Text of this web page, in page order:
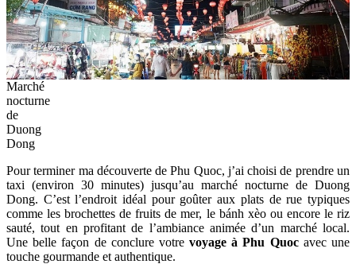
Marché
nocturne
de
Duong
Dong
Pour terminer ma découverte de Phu Quoc, j’ai choisi de prendre un
taxi (environ 30 minutes) jusqu’au marché nocturne de Duong
Dong. C’est l’endroit idéal pour goûter aux plats de rue typiques
comme les brochettes de fruits de mer, le bánh xèo ou encore le riz
sauté, tout en profitant de l’ambiance animée d’un marché local.
Une belle façon de conclure votrevoyage à Phu Quocavec une
touche gourmande et authentique.